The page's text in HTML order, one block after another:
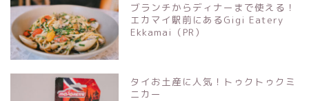
ブランチからディナーまで使える！
エカマイ駅前にあるGigi Eatery
Ekkamai（PR）
タイお土産に人気！トゥクトゥクミ
ニカー